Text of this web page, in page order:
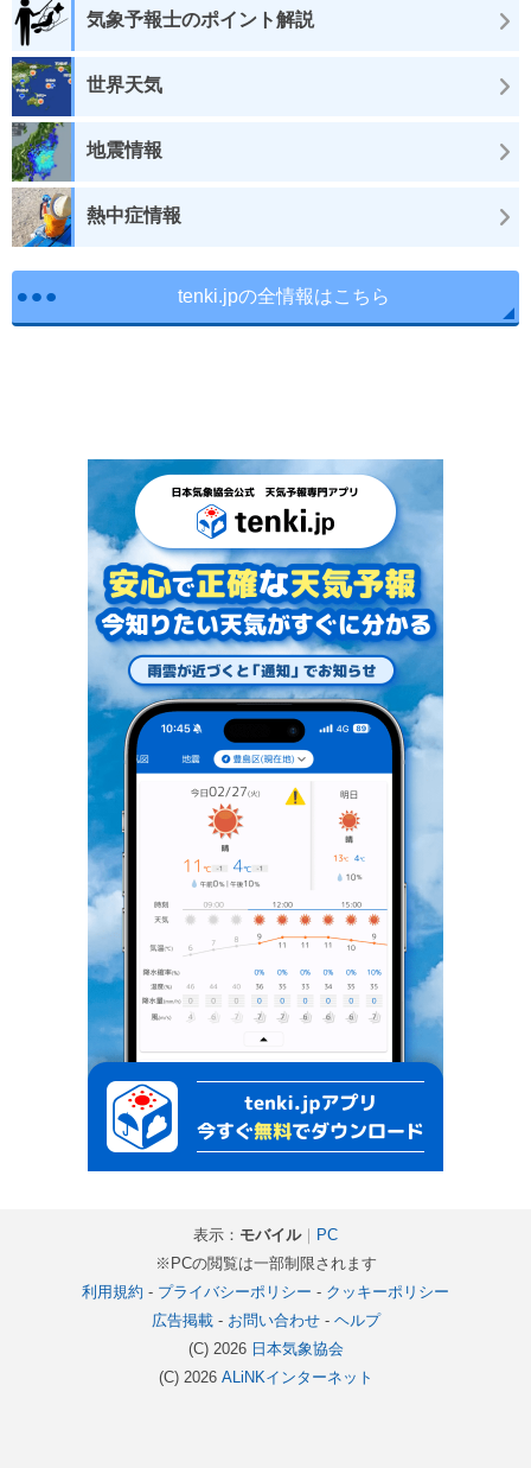
気象予報士のポイント解説
世界天気
地震情報
熱中症情報
tenki.jpの全情報はこちら
表示： モバイル｜
PC
※PCの閲覧は一部制限されます
利用規約 - プライバシーポリシー - クッキーポリシー
広告掲載- お問い合わせ- ヘルプ
(C) 2026 日本気象協会
(C) 2026 ALiNKインターネット